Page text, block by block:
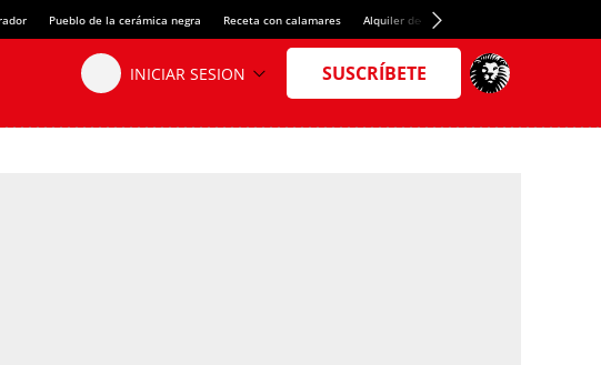
Pueblo de la cerámica negra Receta con calamares Alquiler de habitaciones en España